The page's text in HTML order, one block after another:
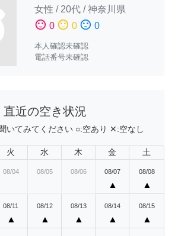
女性 / 20代/神奈川県
sentiment_satisfied 0 sentiment_neutral 0 sentiment_dissatisfied 0
本人確認未確認
電話番号未確認
直近の空き状況
いてみてください ○:空あり ✕:空なし
火 水 木 金 土
08/04 08/05 08/06 08/07
▲
08/08
▲
08/11
▲
08/12
▲
08/13
▲
08/14
▲
08/15
▲